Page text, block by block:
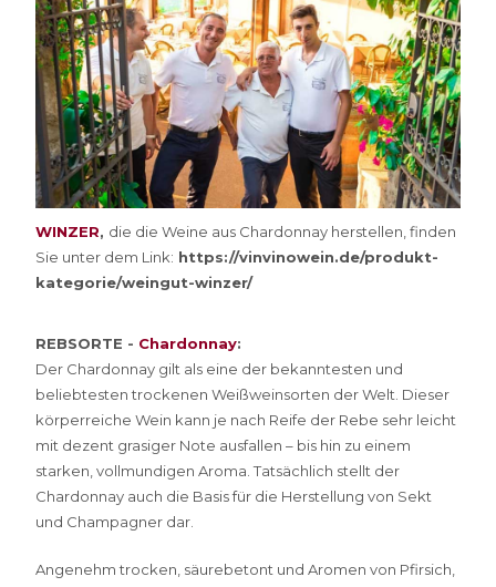
WINZER, die die Weine aus Chardonnay herstellen, finden
Sie unter dem Link: https://vinvinowein.de/produkt-
kategorie/weingut-winzer/
REBSORTE - Chardonnay:
Der Chardonnay gilt als eine der bekanntesten und
beliebtesten trockenen Weißweinsorten der Welt. Dieser
körperreiche Wein kann je nach Reife der Rebe sehr leicht
mit dezent grasiger Note ausfallen – bis hin zu einem
starken, vollmundigen Aroma. Tatsächlich stellt der
Chardonnay auch die Basis für die Herstellung von Sekt
und Champagner dar.
Angenehm trocken, säurebetont und Aromen von Pfirsich,